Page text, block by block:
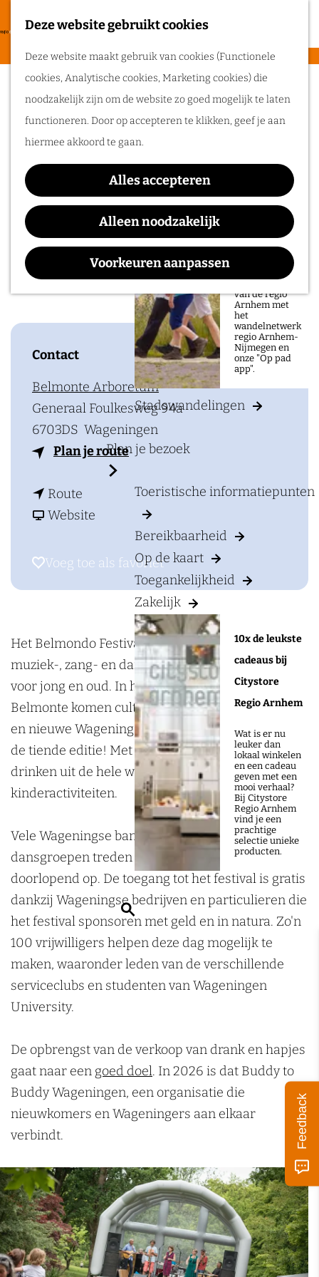
Deze website gebruikt cookies
Deze website maakt gebruik van cookies (Functionele
cookies, Analytische cookies, Marketing cookies) die
noodzakelijk zijn om de website zo goed mogelijk te laten
functioneren. Door op accepteren te klikken, geef je aan
hiermee akkoord te gaan.
Alles accepteren
Alleen noodzakelijk
Voorkeuren aanpassen
a
F
a
v
o
r
i
e
e
M
e
n
u
Routes
Wandelen
Routeplanner
Ga op pad in
natuur en rijke
van de regio
Arnhem met
het
wandelnetwerk
regio Arnhem-
Nijmegen en
onze "Op pad
app".
Stadswandelingen
Plan je bezoek
Toeristische informatiepunten
Bereikbaarheid
Op de kaart
Toegankelijkheid
Zakelijk
10x de leukste
cadeaus bij
Citystore
Regio Arnhem
Wat is er nu
leuker dan
lokaal winkelen
en een cadeau
geven met een
mooi verhaal?
Bij Citystore
Regio Arnhem
vind je een
prachtige
selectie unieke
producten.
Z
o
e
k
e
Sorry, deze activiteit is niet meer
beschikbaar. Bekijk hetactuele aanbodvoor
de beschikbare opties.
Belmondo Festival
Waar:
Belmonte Arboretum
Wanneer:
t/m 14 juni
Contact
Belmonte Arboretum
Generaal Foulkesweg 94a
6703DS Wageningen
Plan je routen
a
B
e
m
o
n
d
o
F
e
s
t
v
a
l
Route
a
r
m
o
n
d
o
F
e
s
i
v
a
l
Website
n
m
o
n
d
o
F
e
s
i
v
a
l
Voeg toe als favoriet
Voeg toe als favoriet
Het Belmondo Festival is hét internationale
muziek-, zang- en dansfestival van Wageningen
voor jong en oud. In het groene Arboretum
Belmonte komen culturen, inwoners, studenten
en nieuwe Wageningers samen. Dit jaar vieren we
de tiende editie! Met optredens, dans, eten en
drinken uit de hele wereld en tal van
kinderactiviteiten.
Vele Wageningse bandjes, muziek-, zang- en
dansgroepen treden van 13.00 tot 19.00 uur
doorlopend op. De toegang tot het festival is gratis
dankzij Wageningse bedrijven en particulieren die
het festival sponsoren met geld en in natura. Zo'n
100 vrijwilligers helpen deze dag mogelijk te
maken, waaronder leden van de verschillende
serviceclubs en studenten van Wageningen
University.
De opbrengst van de verkoop van drank en hapjes
gaat naar een goed doel. In 2026 is dat Buddy to
Buddy Wageningen, een organisatie die
nieuwkomers en Wageningers aan elkaar
verbindt.
Feedback